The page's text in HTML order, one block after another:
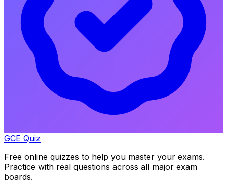
GCE Quiz
Free online quizzes to help you master your exams.
Practice with real questions across all major exam
boards.